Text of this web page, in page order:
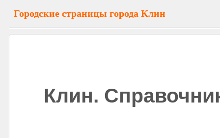
Городские страницы города Клин
Клин.